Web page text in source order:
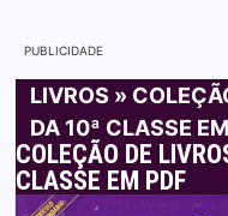
PUBLICIDADE
LIVROS »
DA 10ª CLASSE
COLEÇÃO DE
CLASSE EM PDF